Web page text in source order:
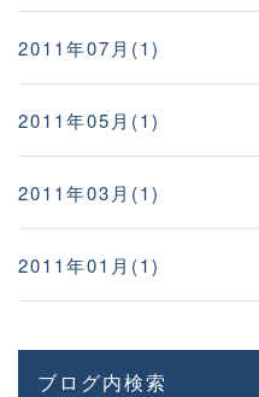
2011年07月(1)
2011年05月(1)
2011年03月(1)
2011年01月(1)
ブログ内検索